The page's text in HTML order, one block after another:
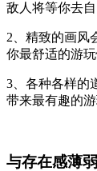
敌人将等你去自
2、精致的画风
你最舒适的游玩
3、各种各样的
带来最有趣的游
与存在感薄